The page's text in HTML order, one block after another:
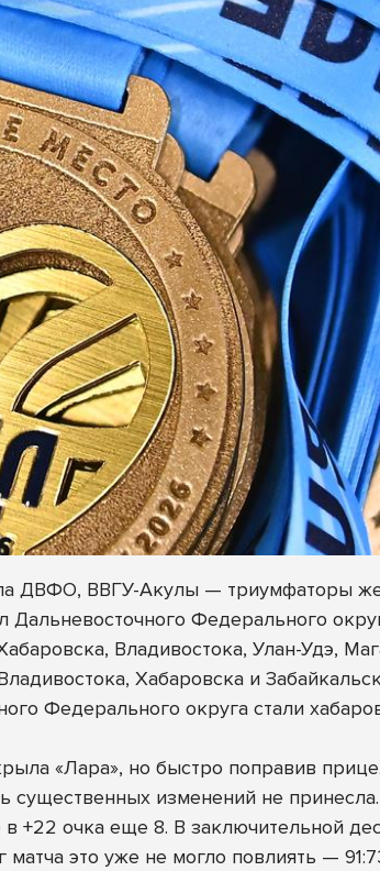
ДВФО, ВВГУ-Акулы — триумфаторы
Дальневосточного Федерального
Владивостока, Улан-Удэ,
Хабаровска и
Федерального округа стали
«Лара», но быстро поправив
существенных изменений не
очка еще 8. В заключительной
это уже не могло повлиять —